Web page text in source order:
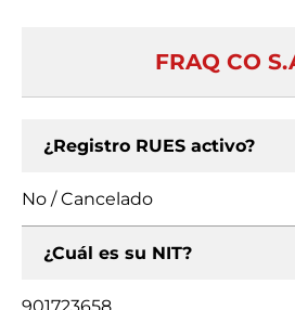
FRAQ CO
¿Registro RUES activo?
No / Cancelado
¿Cuál es su NIT?